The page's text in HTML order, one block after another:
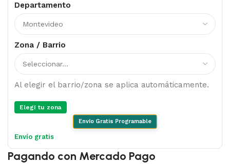
Departamento
Zona / Barrio
Al elegir el barrio/zona se aplica automáticamente.
Elegí tu zona
Envío Gratis Programable
Envío gratis
Pagando con Mercado Pago